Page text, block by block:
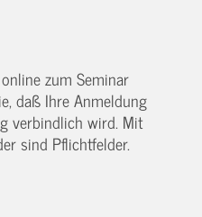
zum Seminar
daß Ihre Anmeldung
verbindlich wird. Mit
sind Pflichtfelder.